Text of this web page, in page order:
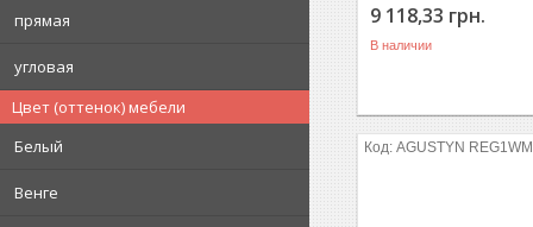
прямая
угловая
Цвет (оттенок) мебели
Белый
Венге
9 118,33 грн.
В наличии
AGUSTYN